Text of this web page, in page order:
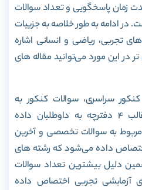
زمان پاسخگویی و تعداد سوالات
در ادامه به طور خلاصه به جزییات
تجربی، ریاضی و انسانی اشاره
در این مورد می‌توانید مقاله های
سراسری، سوالات کنکور به
داوطلبان رشته تجربی در قالب 4 دفترچه به داوطلبان داده
آنها مربوط به سوالات تخصصی و آخرین
داده می‌شود که رشته های
دلیل بیشترین تعداد سوالات
آزمایشی تجربی اختصاص داده